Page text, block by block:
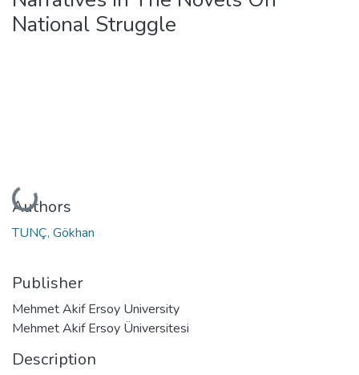
National Struggle
Loading...
Authors
TUNÇ, Gökhan
Publisher
Mehmet Akif Ersoy University
Mehmet Akif Ersoy Üniversitesi
Description